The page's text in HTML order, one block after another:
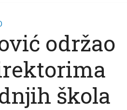
održao
škola